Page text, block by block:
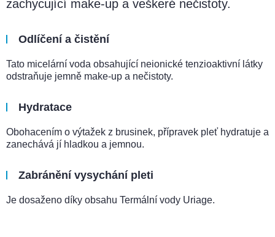
zachycující make-up a veškeré nečistoty.
Odlíčení a čistění
Tato micelární voda obsahující neionické tenzioaktivní látky
odstraňuje jemně make-up a nečistoty.
Hydratace
Obohacením o výtažek z brusinek, přípravek pleť hydratuje a
zanechává jí hladkou a jemnou.
Zabránění vysychání pleti
Je dosaženo díky obsahu Termální vody Uriage.